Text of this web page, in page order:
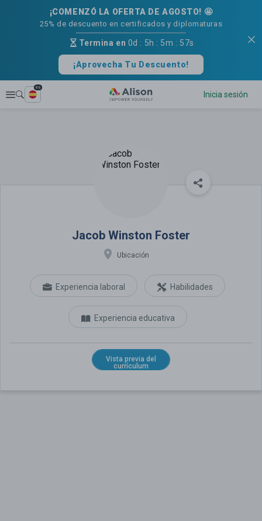
¡COMENZÓ LA OFERTA DE AGOSTO! 🤩
25% de descuento en certificados y diplomaturas
Termina en 0d : 5h : 5m : 56s
¡Aprovecha Tu Descuento!
Explorar
es
Inicia sesión
Jacob Winston Foster
Ubicación
Experiencia laboral
Experiencia educativa
Habilidades
Vista previa del
currículum